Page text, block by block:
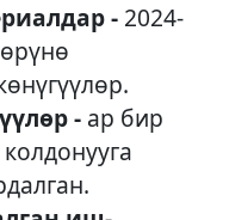
- 2024-
- ар бир